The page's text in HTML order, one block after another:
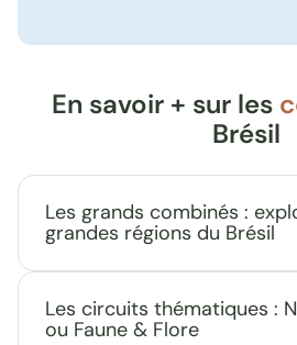
En savoir + sur les
Brésil
Les grands combinés :
grandes régions du Brésil
Les circuits thématiques :
ou Faune & Flore